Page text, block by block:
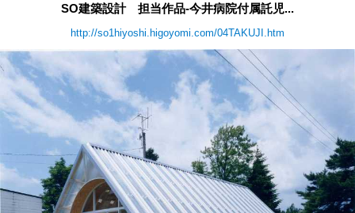
SO建築設計 担当作品-今井病院付属託児...
http://so1hiyoshi.higoyomi.com/04TAKUJI.htm